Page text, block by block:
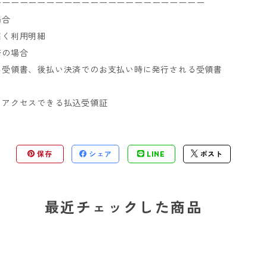
ーーーーーーーーーーーーーーーーーーーーーー
利用明細
場合
領書、後払い決済でのお支払い時に発行される受領書
クセスできる払込受領証
保存 シェア LINE ポスト
最近チェックした商品